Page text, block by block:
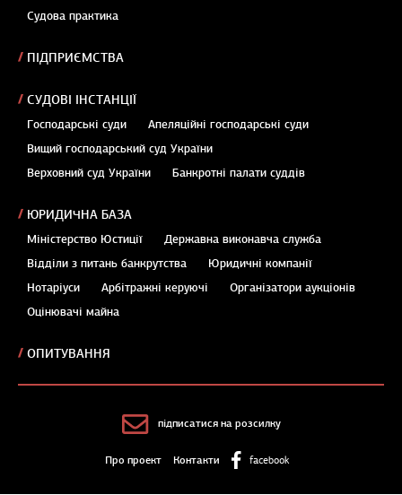
Судова практика
ПІДПРИЄМСТВА
СУДОВІ ІНСТАНЦІЇ
Господарські суди
Апеляційні господарські суди
Вищий господарський суд України
Верховний суд України
Банкротні палати суддів
ЮРИДИЧНА БАЗА
Міністерство Юстиції
Державна виконавча служба
Відділи з питань банкрутства
Юридичні компанії
Нотаріуси
Арбітражні керуючі
Організатори аукціонів
Оцінювачі майна
ОПИТУВАННЯ
підписатися на розсилку
Про проект Контакти facebook